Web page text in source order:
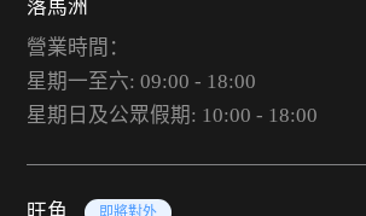
落馬洲
營業時間：
星期一至六: 09:00 - 18:00
星期日及公眾假期: 10:00 - 18:00
即將對外